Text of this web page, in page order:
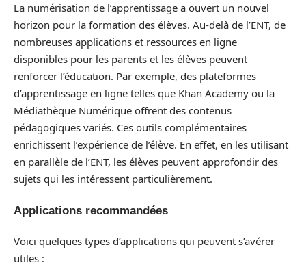
La numérisation de l’apprentissage a ouvert un nouvel
horizon pour la formation des élèves. Au-delà de l’ENT, de
nombreuses applications et ressources en ligne
disponibles pour les parents et les élèves peuvent
renforcer l’éducation. Par exemple, des plateformes
d’apprentissage en ligne telles que Khan Academy ou la
Médiathèque Numérique offrent des contenus
pédagogiques variés. Ces outils complémentaires
enrichissent l’expérience de l’élève. En effet, en les utilisant
en parallèle de l’ENT, les élèves peuvent approfondir des
sujets qui les intéressent particulièrement.
Applications recommandées
Voici quelques types d’applications qui peuvent s’avérer
utiles :